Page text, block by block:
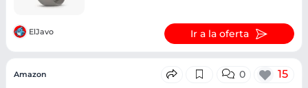
ElJavo Ir a la oferta
Amazon 0 15